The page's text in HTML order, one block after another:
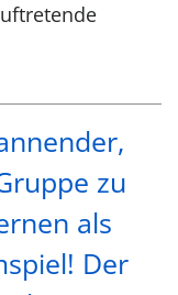
zu
als
Der